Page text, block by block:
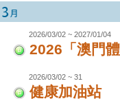
2026/03/02 ~ 2027/01/04
2026「澳門
2026/03/02 ~ 31
健康加油站